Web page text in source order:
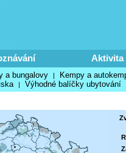
Aktivita
a bungalovy | Kempy a
| Výhodné balíčky ubytování